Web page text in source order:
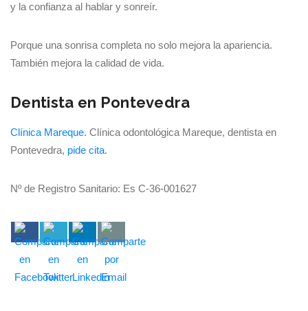
y la confianza al hablar y sonreír.
Porque una sonrisa completa no solo mejora la apariencia.
También mejora la calidad de vida.
Dentista en Pontevedra
Clínica Mareque. Clínica odontológica Mareque, dentista en
Pontevedra, pide cita.
Nº de Registro Sanitario: Es C-36-001627